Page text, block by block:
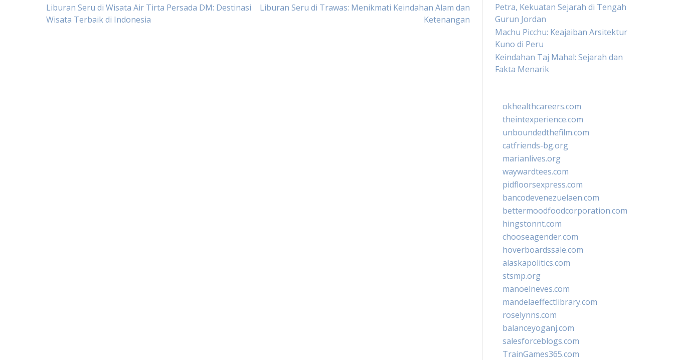
Post
Liburan Seru di Wisata Air Tirta Persada DM: Destinasi
Wisata Terbaik di Indonesia
Liburan Seru di Trawas: Menikmati Keindahan Alam dan
Ketenangan
Petra, Kekuatan Sejarah di Tengah
Gurun Jordan
Machu Picchu: Keajaiban Arsitektur
Kuno di Peru
Keindahan Taj Mahal: Sejarah dan
Fakta Menarik
okhealthcareers.com
theintexperience.com
unboundedthefilm.com
catfriends-bg.org
marianlives.org
waywardtees.com
pidfloorsexpress.com
bancodevenezuelaen.com
bettermoodfoodcorporation.com
hingstonnt.com
chooseagender.com
hoverboardssale.com
alaskapolitics.com
stsmp.org
manoelneves.com
mandelaeffectlibrary.com
roselynns.com
balanceyoganj.com
salesforceblogs.com
TrainGames365.com